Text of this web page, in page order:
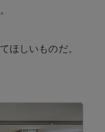
ほしいものだ。